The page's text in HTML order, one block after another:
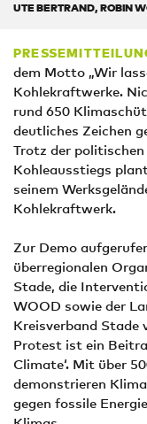
UTE BERTRAND, ROBIN
dem Motto „Wir
Kohlekraftwerke.
rund 650
deutliches Zeichen
Trotz der
Kohleausstiegs
seinem
Kohlekraftwerk.
Zur Demo
überregionalen
Stade, die
WOOD sowie der
Kreisverband Stade
Protest ist ein
Climate‘. Mit über
demonstrieren
gegen fossile